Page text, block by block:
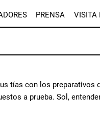
PRENSA VISITA
tías con los preparativos
a prueba. Sol,